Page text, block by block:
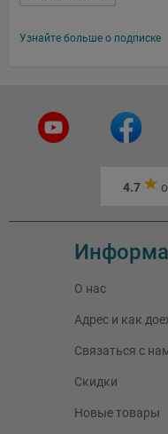
Узнайте больше о подписке
4.7
О нас
Адрес и как
Связаться с
Скидки
Новые товары